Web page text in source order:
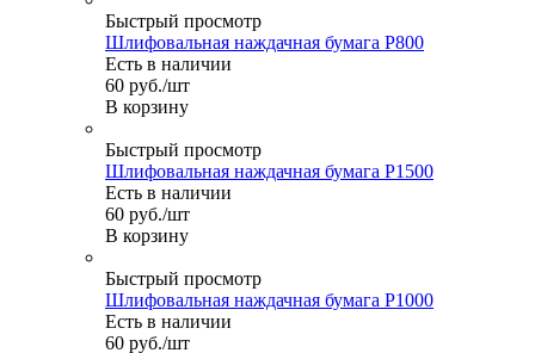
Быстрый просмотр
Шлифовальная наждачная бумага P800
Есть в наличии
60 руб./шт
В корзину
Быстрый просмотр
Шлифовальная наждачная бумага P1500
Есть в наличии
60 руб./шт
В корзину
Быстрый просмотр
Шлифовальная наждачная бумага P1000
Есть в наличии
60 руб./шт